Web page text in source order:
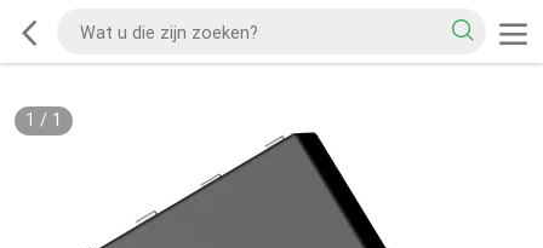
1 / 1